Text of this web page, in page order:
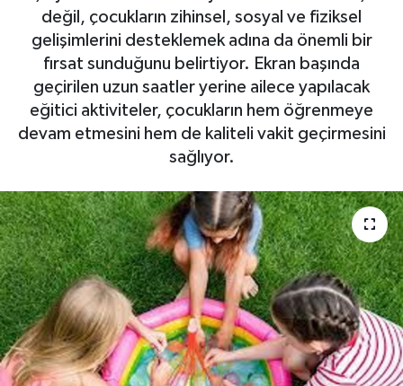
değil, çocukların zihinsel, sosyal ve fiziksel
gelişimlerini desteklemek adına da önemli bir
fırsat sunduğunu belirtiyor. Ekran başında
geçirilen uzun saatler yerine ailece yapılacak
eğitici aktiviteler, çocukların hem öğrenmeye
devam etmesini hem de kaliteli vakit geçirmesini
sağlıyor.